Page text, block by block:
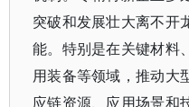
突破和发展壮大离不开
能。特别是在关键材料
用装备等领域，推动大
应链资源、应用场景和